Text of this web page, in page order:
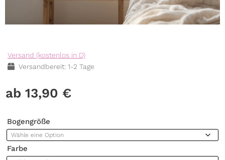
Versand (kostenlos in D)
Versandbereit: 1-2 Tage
13,90 €
Bogengröße
Farbe